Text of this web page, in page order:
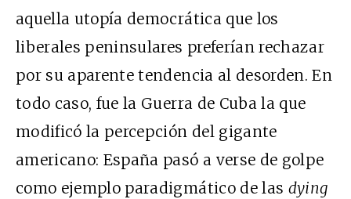
aquella utopía democrática que los
liberales peninsulares preferían rechazar
por su aparente tendencia al desorden. En
todo caso, fue la Guerra de Cuba la que
modificó la percepción del gigante
americano: España pasó a verse de golpe
como ejemplo paradigmático de las dying